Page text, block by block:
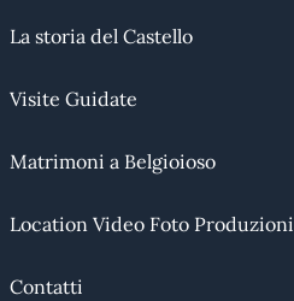
La storia del Castello
Visite Guidate
Matrimoni a Belgioioso
Location Video Foto Produzioni
Contatti